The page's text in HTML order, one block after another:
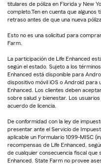
titulares de póliza en Florida y New
completo.Ten en cuenta que
retraso antes de que una nueva
Esto no es una solicitud para
Farm.
La participación de Life Enhanced
según el estado. Sujeto a los
Enhanced está disponible para
dispositivo móvil iOS o Android para
Enhanced. Los clientes deben
sobre salud y bienestar. Los
acuerdo de licencia.
De conformidad con la ley de
presentar ante el Servicio de
aplicable un Formulario 1099-MISC
recompensas de Life Enhanced,
de cualquier consecuencia fiscal
Enhanced. State Farm no provee